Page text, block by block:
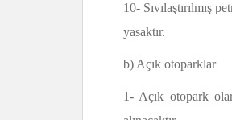
10- Sıvılaştırılmış
yasaktır.
b) Açık otoparklar
1- Açık otopark